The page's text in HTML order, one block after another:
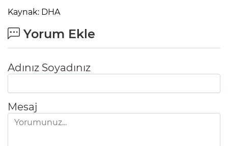
Kaynak: DHA
Yorum Ekle
Adınız Soyadınız
Mesaj